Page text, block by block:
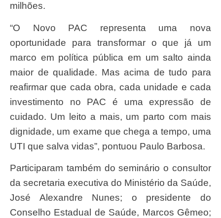
milhões.
“O Novo PAC representa uma nova
oportunidade para transformar o que já um
marco em política pública em um salto ainda
maior de qualidade. Mas acima de tudo para
reafirmar que cada obra, cada unidade e cada
investimento no PAC é uma expressão de
cuidado. Um leito a mais, um parto com mais
dignidade, um exame que chega a tempo, uma
UTI que salva vidas”, pontuou Paulo Barbosa.
Participaram também do seminário o consultor
da secretaria executiva do Ministério da Saúde,
José Alexandre Nunes; o presidente do
Conselho Estadual de Saúde, Marcos Gêmeo;